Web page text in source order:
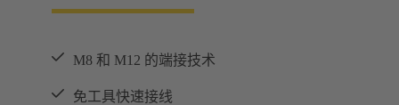
M8 和 M12 的端接技术
免工具快速接线